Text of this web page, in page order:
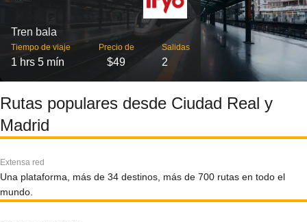
Tren bala
Tiempo de viaje
1 hrs 5 mín
Precio de
$49
Salidas
2
Rutas populares desde Ciudad Real y
Madrid
Extensa red
Una plataforma, más de 34 destinos, más de 700 rutas en todo el
mundo.